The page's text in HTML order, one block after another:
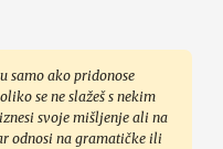
samo ako pridonose
se ne slažeš s nekim
svoje mišljenje ali na
odnosi na gramatičke ili